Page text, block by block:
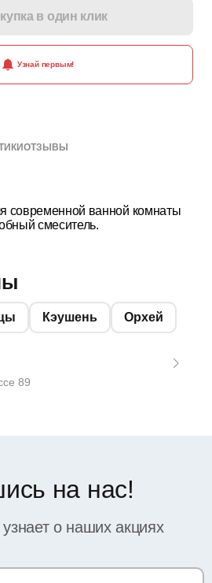
в один клик
Узнай первым!
ОТЗЫВЫ
современной ванной комнаты
смеситель.
Кэушень Орхей
89
на нас!
о наших акциях